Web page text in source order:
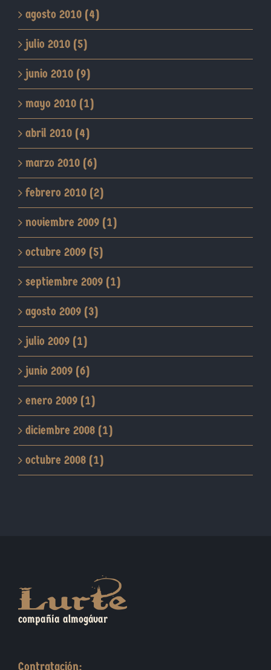
agosto 2010 (4)
julio 2010 (5)
junio 2010 (9)
mayo 2010 (1)
abril 2010 (4)
marzo 2010 (6)
febrero 2010 (2)
noviembre 2009 (1)
octubre 2009 (5)
septiembre 2009 (1)
agosto 2009 (3)
julio 2009 (1)
junio 2009 (6)
enero 2009 (1)
diciembre 2008 (1)
octubre 2008 (1)
compañía almogávar
Contratación: